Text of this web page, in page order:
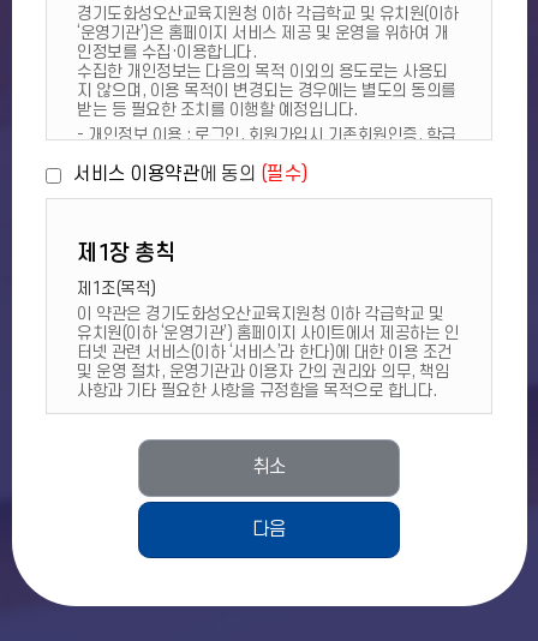
경기도화성오산교육지원청 이하 각급학교 및 유치원(이하
‘운영기관’)은 홈페이지 서비스 제공 및 운영을 위하여 개
인정보를 수집·이용합니다.
수집한 개인정보는 다음의 목적 이외의 용도로는 사용되
지 않으며, 이용 목적이 변경되는 경우에는 별도의 동의를
받는 등 필요한 조치를 이행할 예정입니다.
- 개인정보 이용 : 로그인, 회원가입시 기존회원인증, 학급
로그 확인
2. 개인정보 수집 항목
같습니다. 선택정보를 입력하지 않은 경우에도 서비스 이
용에는 제한이 없습니다.
※ 서비스 이용 과정에서 방문날짜, 방문시간, IP주소, 쿠
키, 접속 기기정보 등의 서비스의 이용 기록이 자동으로 생
성되어 수집될 수 있습니다.
학생 회원 - 만14세미만
[필수] 아이디, 비밀번호, 이름, 보호자(법정대리인)이름,
[선택]학년/반, [선택]이메일
[필수] 아이디, 비밀번호, 이름, [선택]학년/반, [선택]이메
학부모 회원
[필수] 아이디, 비밀번호, 이름, 자녀이름, 학년, 반, [선택]
서비스 이용약관에 동의 (필수)
제1장 총칙
제1조(목적)
이 약관은 경기도화성오산교육지원청 이하 각급학교 및
유치원(이하 ‘운영기관’) 홈페이지 사이트에서 제공하는 인
터넷 관련 서비스(이하 ‘서비스’라 한다)에 대한 이용 조건
및 운영 절차, 운영기관과 이용자 간의 권리와 의무, 책임
사항과 기타 필요한 사항을 규정함을 목적으로 합니다.
① 이 약관은 서비스 화면에 게시하거나 기타의 방법으로
이용자에게 공지함으로써 효력을 발생합니다.
② 합리적인 사유가 발생할 경우 관련 법령에 위배되지 않
는 범위 안에서 변경할 수 있으며, 약관이 변경된 경우 지
③ 이 약관에 동의하는 것은 정기적인 방문으로 약관의 변
경 사항을 확인하는 것도 포함하여 동의함을 의미하며, 변
취소
다음